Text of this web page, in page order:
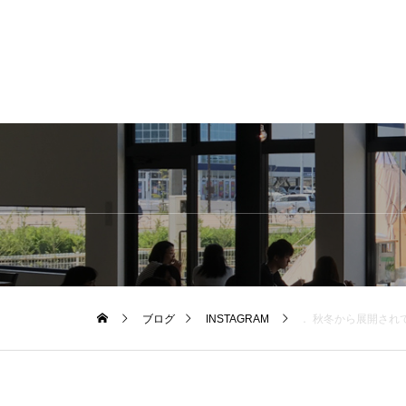
ブログ INSTAGRAM ． 秋冬から展開さ